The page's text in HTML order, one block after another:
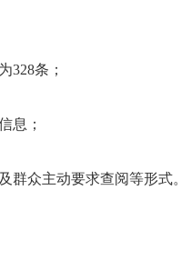
条；
息；
众主动要求查阅等形式。